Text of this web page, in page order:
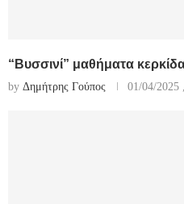
“Βυσσινί” μαθήματα
by Δημήτρης Γούπος 01/04/2025